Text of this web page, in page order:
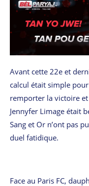
Avant cette 22e et
calcul était simple pour
remporter la victoire
Jennyfer Limage était
Sang et Or n’ont pas
duel fatidique.
Face au Paris FC,